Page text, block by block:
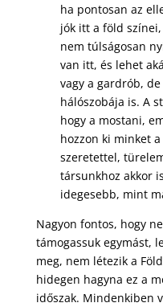
ha pontosan az
jók itt a föld
nem túlságosan
van itt, és lehet
vagy a gardrób,
hálószobája is. A
hogy a mostani,
hozzon ki minket
szeretettel,
társunkhoz akkor
idegesebb, mint
Nagyon fontos, hogy
támogassuk egymást,
meg, nem létezik a
hidegen hagyna ez a
időszak. Mindenkiben